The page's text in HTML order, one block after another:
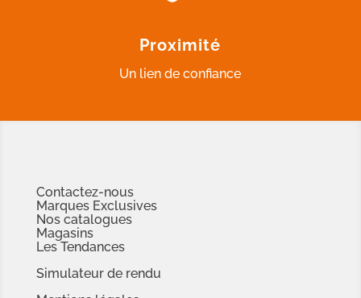
Proximité
Un lien de confiance
Contactez-nous
Marques Exclusives
Nos catalogues
Magasins
Les Tendances
Simulateur de rendu